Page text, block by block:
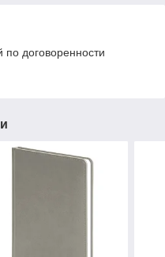
по договоренности